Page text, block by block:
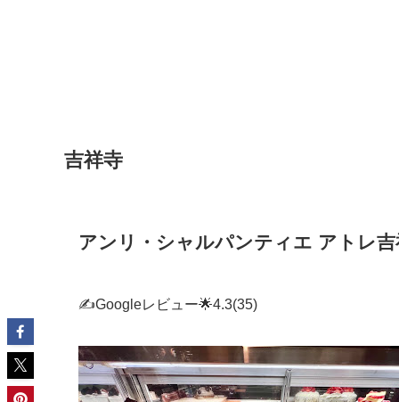
吉祥寺
アンリ・シャルパンティエ アトレ吉
✍Googleレビュー🌟4.3(35)